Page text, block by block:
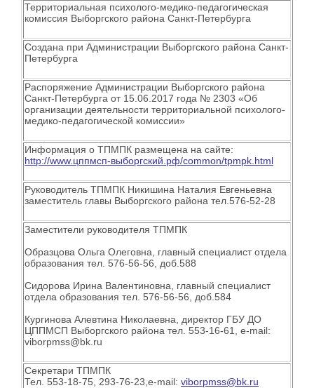
Территориальная психолого-медико-педагогическая
комиссия Выборгского района Санкт-Петербурга
Создана при Администрации Выборгского района Санкт-
Петербурга
Распоряжение Администрации Выборгского района
Санкт-Петербурга от 15.06.2017 года № 2303 «Об
организации деятельности территориальной психолого-
медико-педагогической комиссии»
Информация о ТПМПК размещена на сайте:
http://www.цппмсп-выборгский.рф/common/tpmpk.html
Руководитель ТПМПК Никишина Наталия Евгеньевна
заместитель главы Выборгского района тел.576-52-28
Заместители руководителя ТПМПК
Образцова Ольга Олеговна, главный специалист отдела
образования тел. 576-56-56, доб.588
Сидорова Ирина Валентиновна, главный специалист
отдела образования тел. 576-56-56, доб.584
Кургинова Алевтина Николаевна, директор ГБУ ДО
ЦППМСП Выборгского района тел. 553-16-61, e-mail:
viborpmss@bk.ru
Секретари ТПМПК
Тел. 553-18-75, 293-76-23,e-mail: viborpmss@bk.ru